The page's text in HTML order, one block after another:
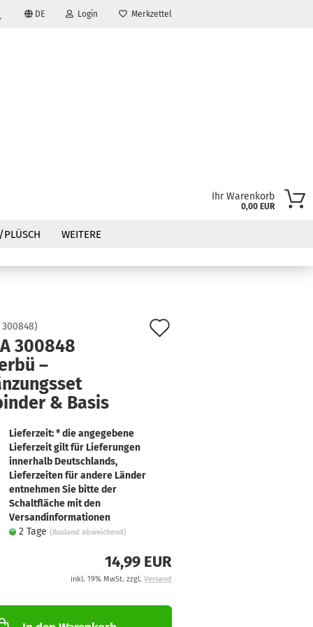
DE Login Merkzettel
Ihr Warenkorb
0,00 EUR
WEITERE
300848)
300848
–
& Basis
Lieferzeit: * die angegebene
Lieferzeit gilt für Lieferungen
innerhalb Deutschlands,
Lieferzeiten für andere Länder
entnehmen Sie bitte der
Schaltfläche mit den
Versandinformationen
2 Tage (Ausland abweichend)
14,99 EUR
inkl. 19% MwSt. zzgl. Versand